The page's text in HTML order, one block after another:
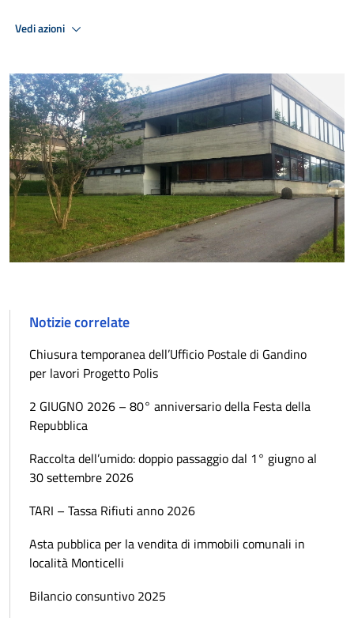
Vedi azioni
Notizie correlate
Chiusura temporanea dell’Ufficio Postale di Gandino
per lavori Progetto Polis
2 GIUGNO 2026 – 80° anniversario della Festa della
Repubblica
Raccolta dell’umido: doppio passaggio dal 1° giugno al
30 settembre 2026
TARI – Tassa Rifiuti anno 2026
Asta pubblica per la vendita di immobili comunali in
località Monticelli
Bilancio consuntivo 2025